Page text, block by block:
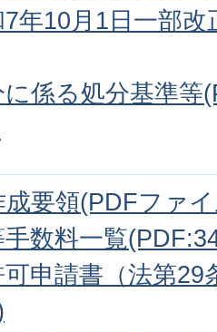
7年10月1日一部
係る処分基準等
要領(PDFファ
手数料一覧
可申請書（法第29